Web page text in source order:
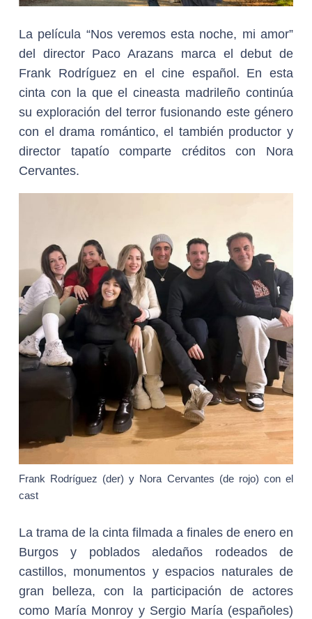
La película “Nos veremos esta noche, mi amor”
del director Paco Arazans marca el debut de
Frank Rodríguez en el cine español. En esta
cinta con la que el cineasta madrileño continúa
su exploración del terror fusionando este género
con el drama romántico, el también productor y
director tapatío comparte créditos con Nora
Cervantes.
Frank Rodríguez (der) y Nora Cervantes (de rojo) con el
cast
La trama de la cinta filmada a finales de enero en
Burgos y poblados aledaños rodeados de
castillos, monumentos y espacios naturales de
gran belleza, con la participación de actores
como María Monroy y Sergio María (españoles)